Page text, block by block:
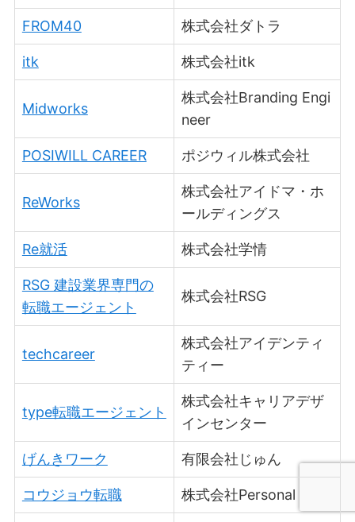
FROM40 株式会社ダトラ
itk 株式会社itk
Midworks
株式会社Branding Engi
neer
POSIWILL CAREER ポジウィル株式会社
ReWorks
株式会社アイドマ・ホ
ールディングス
Re就活 株式会社学情
RSG 建設業界専門の
転職エージェント
株式会社RSG
techcareer
株式会社アイデンティ
ティー
type転職エージェント
株式会社キャリアデザ
インセンター
げんきワーク 有限会社じゅん
コウジョウ転職 株式会社Personal